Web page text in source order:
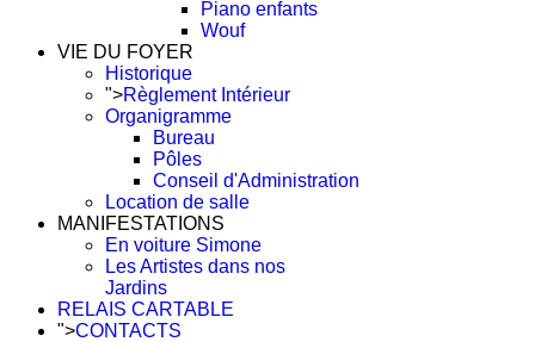
Piano enfants
Wouf
VIE DU FOYER
Historique
">Règlement Intérieur
Organigramme
Bureau
Pôles
Conseil d'Administration
Location de salle
MANIFESTATIONS
En voiture Simone
Les Artistes dans nos
Jardins
RELAIS CARTABLE
">CONTACTS